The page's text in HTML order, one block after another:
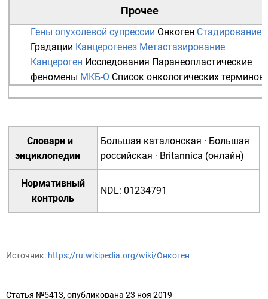
Прочее
Гены опухолевой супрессии Онкоген Стадирование
Градации Канцерогенез Метастазирование
Канцероген Исследования Паранеопластические
феномены МКБ-О Список онкологических терминов
Словари и
энциклопедии
Большая каталонская · Большая
российская · Britannica (онлайн)
Нормативный
контроль
NDL: 01234791
Источник: https://ru.wikipedia.org/wiki/Онкоген
Статья №5413, опубликована 23 ноя 2019